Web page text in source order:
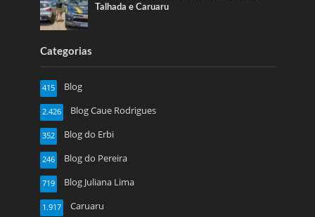
Talhada e Caruaru
Categorias
Blog
415
Blog Caue Rodrigues
2.426
Blog do Erbi
352
Blog do Pereira
246
Blog Juliana Lima
719
Caruaru
1.917